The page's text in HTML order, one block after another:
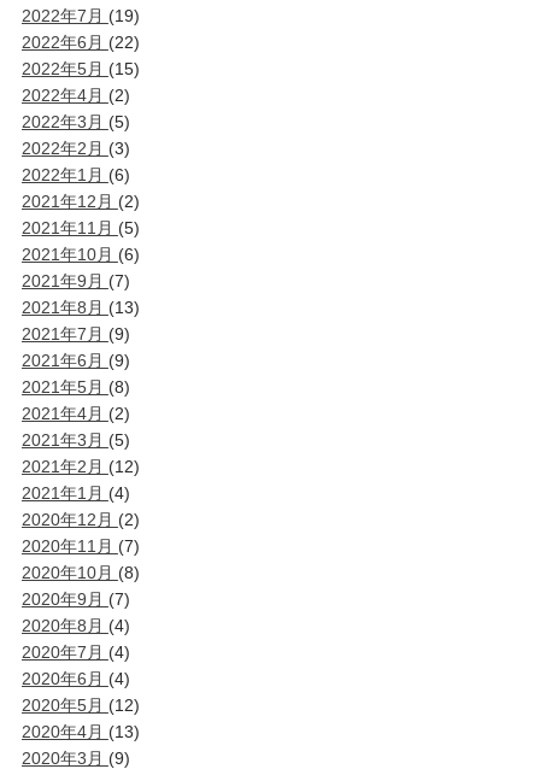
2022年7月 (19)
2022年6月 (22)
2022年5月 (15)
2022年4月 (2)
2022年3月 (5)
2022年2月 (3)
2022年1月 (6)
2021年12月 (2)
2021年11月 (5)
2021年10月 (6)
2021年9月 (7)
2021年8月 (13)
2021年7月 (9)
2021年6月 (9)
2021年5月 (8)
2021年4月 (2)
2021年3月 (5)
2021年2月 (12)
2021年1月 (4)
2020年12月 (2)
2020年11月 (7)
2020年10月 (8)
2020年9月 (7)
2020年8月 (4)
2020年7月 (4)
2020年6月 (4)
2020年5月 (12)
2020年4月 (13)
2020年3月 (9)